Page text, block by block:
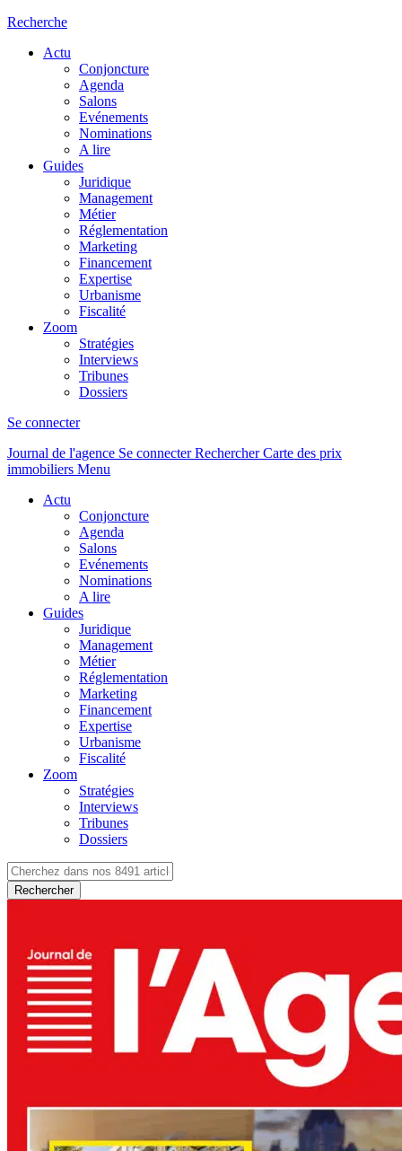
Recherche
Actu
Conjoncture
Agenda
Salons
Evénements
Nominations
A lire
Guides
Juridique
Management
Métier
Réglementation
Marketing
Financement
Expertise
Urbanisme
Fiscalité
Zoom
Stratégies
Interviews
Tribunes
Dossiers
Se connecter
Journal de l'agence Se connecterRechercher Carte des prix
immobiliers Menu
Actu
Conjoncture
Agenda
Salons
Evénements
Nominations
A lire
Guides
Juridique
Management
Métier
Réglementation
Marketing
Financement
Expertise
Urbanisme
Fiscalité
Zoom
Stratégies
Interviews
Tribunes
Dossiers
Rechercher